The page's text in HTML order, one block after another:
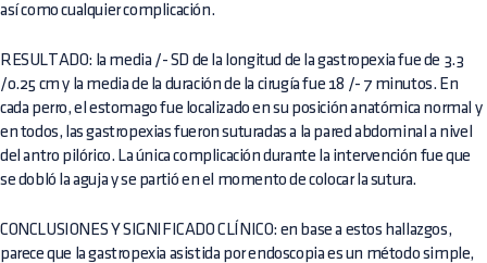
así como cualquier complicación.
RESULTADO: la media /- SD de la longitud de la gastropexia fue de 3.3
/0.25 cm y la media de la duración de la cirugía fue 18 /- 7 minutos. En
cada perro, el estomago fue localizado en su posición anatómica normal y
en todos, las gastropexias fueron suturadas a la pared abdominal a nivel
del antro pilórico. La única complicación durante la intervención fue que
se dobló la aguja y se partió en el momento de colocar la sutura.
CONCLUSIONES Y SIGNIFICADO CLÍNICO: en base a estos hallazgos,
parece que la gastropexia asistida por endoscopia es un método simple,